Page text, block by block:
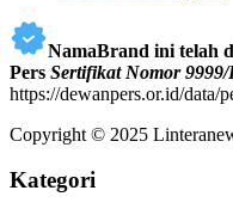
NamaBrand ini telah
Pers Sertifikat Nomor
https://dewanpers.or.id/data/
Copyright © 2025
Kategori